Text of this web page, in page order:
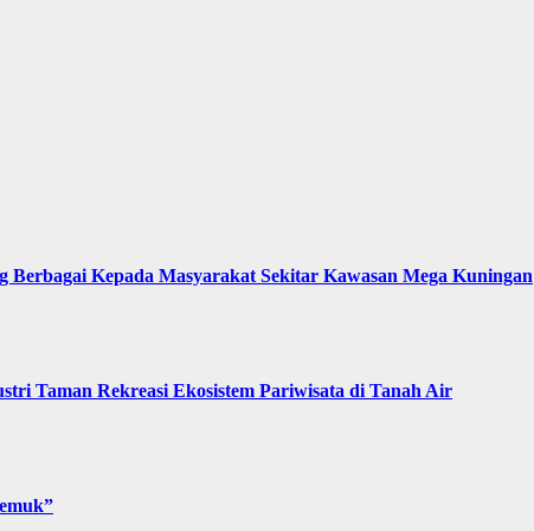
Kepada Masyarakat Sekitar Kawasan Mega Kuningan
Taman Rekreasi Ekosistem Pariwisata di Tanah Air